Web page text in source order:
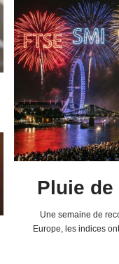
Pluie
Une semaine de
Europe, les indices